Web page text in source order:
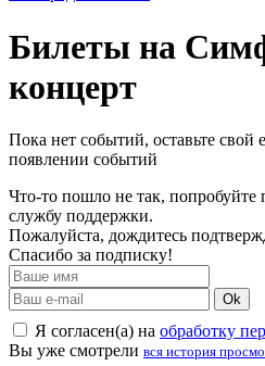
Билеты на
концерт
Пока нет событий, оставьте
появлении событий
Что-то пошло не так, попробуйте
службу поддержки.
Пожалуйста, дождитесь
Спасибо за подписку!
Ok
Я согласен(а) на обработку
Вы уже смотрели вся история